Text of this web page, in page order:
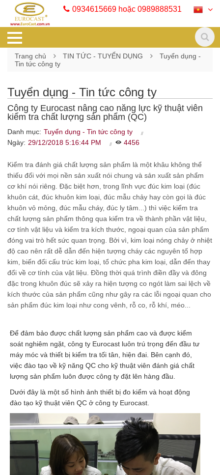
0934615669 hoặc 0989888531
Trang chủ TIN TỨC - TUYỂN DỤNG
Tuyển dụng -
Tin tức công ty
Tuyển dụng - Tin tức công ty
Công ty Eurocast nâng cao năng lực kỹ thuật viên
kiểm tra chất lượng sản phẩm (QC)
Danh mục: Tuyển dụng - Tin tức công ty
Ngày: 29/12/2018 5:16:44 PM 4456
Kiểm tra đánh giá chất lượng sản phẩm là một khâu không thể
thiếu đối với mọi nền sản xuất nói chung và sản xuất sản phẩm
cơ khí nói riêng. Đặc biệt hơn, trong lĩnh vực đúc kim loại (đúc
khuôn cát, đúc khuôn kim loại, đúc mẫu chảy hay còn gọi là đúc
khuôn vỏ mỏng, đúc mẫu cháy, đúc ly tâm...) thì việc kiểm tra
chất lượng sản phẩm thông qua kiểm tra về thành phần vật liệu,
cơ tính vật liệu và kiểm tra kích thước, ngoại quan của sản phẩm
đóng vai trò hết sức quan trọng. Bởi vì, kim loại nóng chảy ở nhiệt
độ cao nên rất dễ dẫn đến hiện tượng cháy các nguyên tố hợp
kim, biến đổi cấu trúc kim loại, tổ chức pha kim loại, dẫn đến thay
đổi về cơ tính của vật liệu. Đồng thời quá trình điền đầy và đông
đặc trong khuôn đúc sẽ xảy ra hiện tượng co ngót làm sai lệch về
kích thước của sản phẩm cũng như gây ra các lỗi ngoại quan cho
sản phẩm đúc kim loại như cong vênh, rỗ co, rỗ khí, méo...
Để đảm bảo được chất lượng sản phẩm cao và được kiểm
soát nghiêm ngặt, công ty Eurocast luôn trú trọng đến đầu tư
máy móc và thiết bị kiểm tra tối tân, hiện đai. Bên cạnh đó,
việc đào tạo về kỹ năng QC cho kỹ thuật viên đánh giá chất
lượng sản phẩm luôn được công ty đặt lên hàng đầu.
Dưới đây là một số hình ảnh thiết bị đo kiểm và hoạt động
đào tạo kỹ thuật viên QC ở công ty Eurocast.